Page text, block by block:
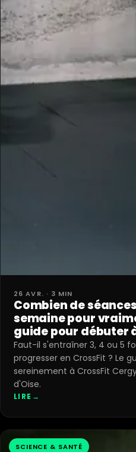
26 AVR. · 3 MIN
Combien de
semaine pour
guide pour débuter
Faut-il s'entraîner 3, 4 ou 5
progresser en CrossFit ? Le
sereinement à CrossFit
d'Oise.
LIRE →
SCIENCE & SANTÉ